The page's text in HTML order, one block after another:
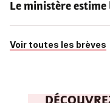
Le ministère
Voir toutes les brèves